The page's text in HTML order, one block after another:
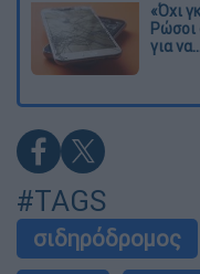
«Όχι
Ρώσοι
για
#TAGS
σιδηρόδρομος